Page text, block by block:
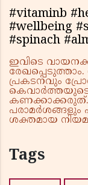
#vitaminb
#wellbeing
#spinach
ഇവിടെ
പ്രകടനവും
കെവാർത്തയുടെ
കണക്കാക്കരുത്.
പരാമർശങ്ങളും
ശക്തമായ
Tags